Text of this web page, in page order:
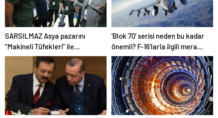
SARSILMAZ Asya pazarını
“Makineli Tüfekleri” ile
zorluyor!
‘Blok 70’ serisi neden bu kadar
önemli? F-16’larla ilgili merak
edilenleri anlattı!